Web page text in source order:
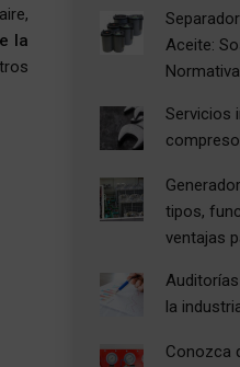
la
Aceite:
Normativa
Servicios
tipos,
ventajas
la
Conozca